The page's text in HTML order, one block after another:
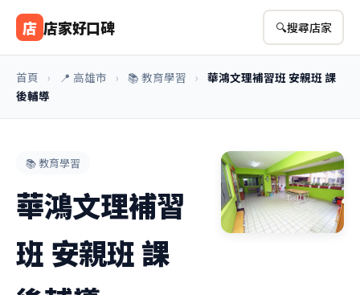
店 店家好口碑 🔍搜尋店家
首頁 › 📍 高雄市 › 📚 教育學習 › 華鴻文理補習班 安親班 課
後輔導
📚 教育學習
華鴻文理補習
班 安親班 課